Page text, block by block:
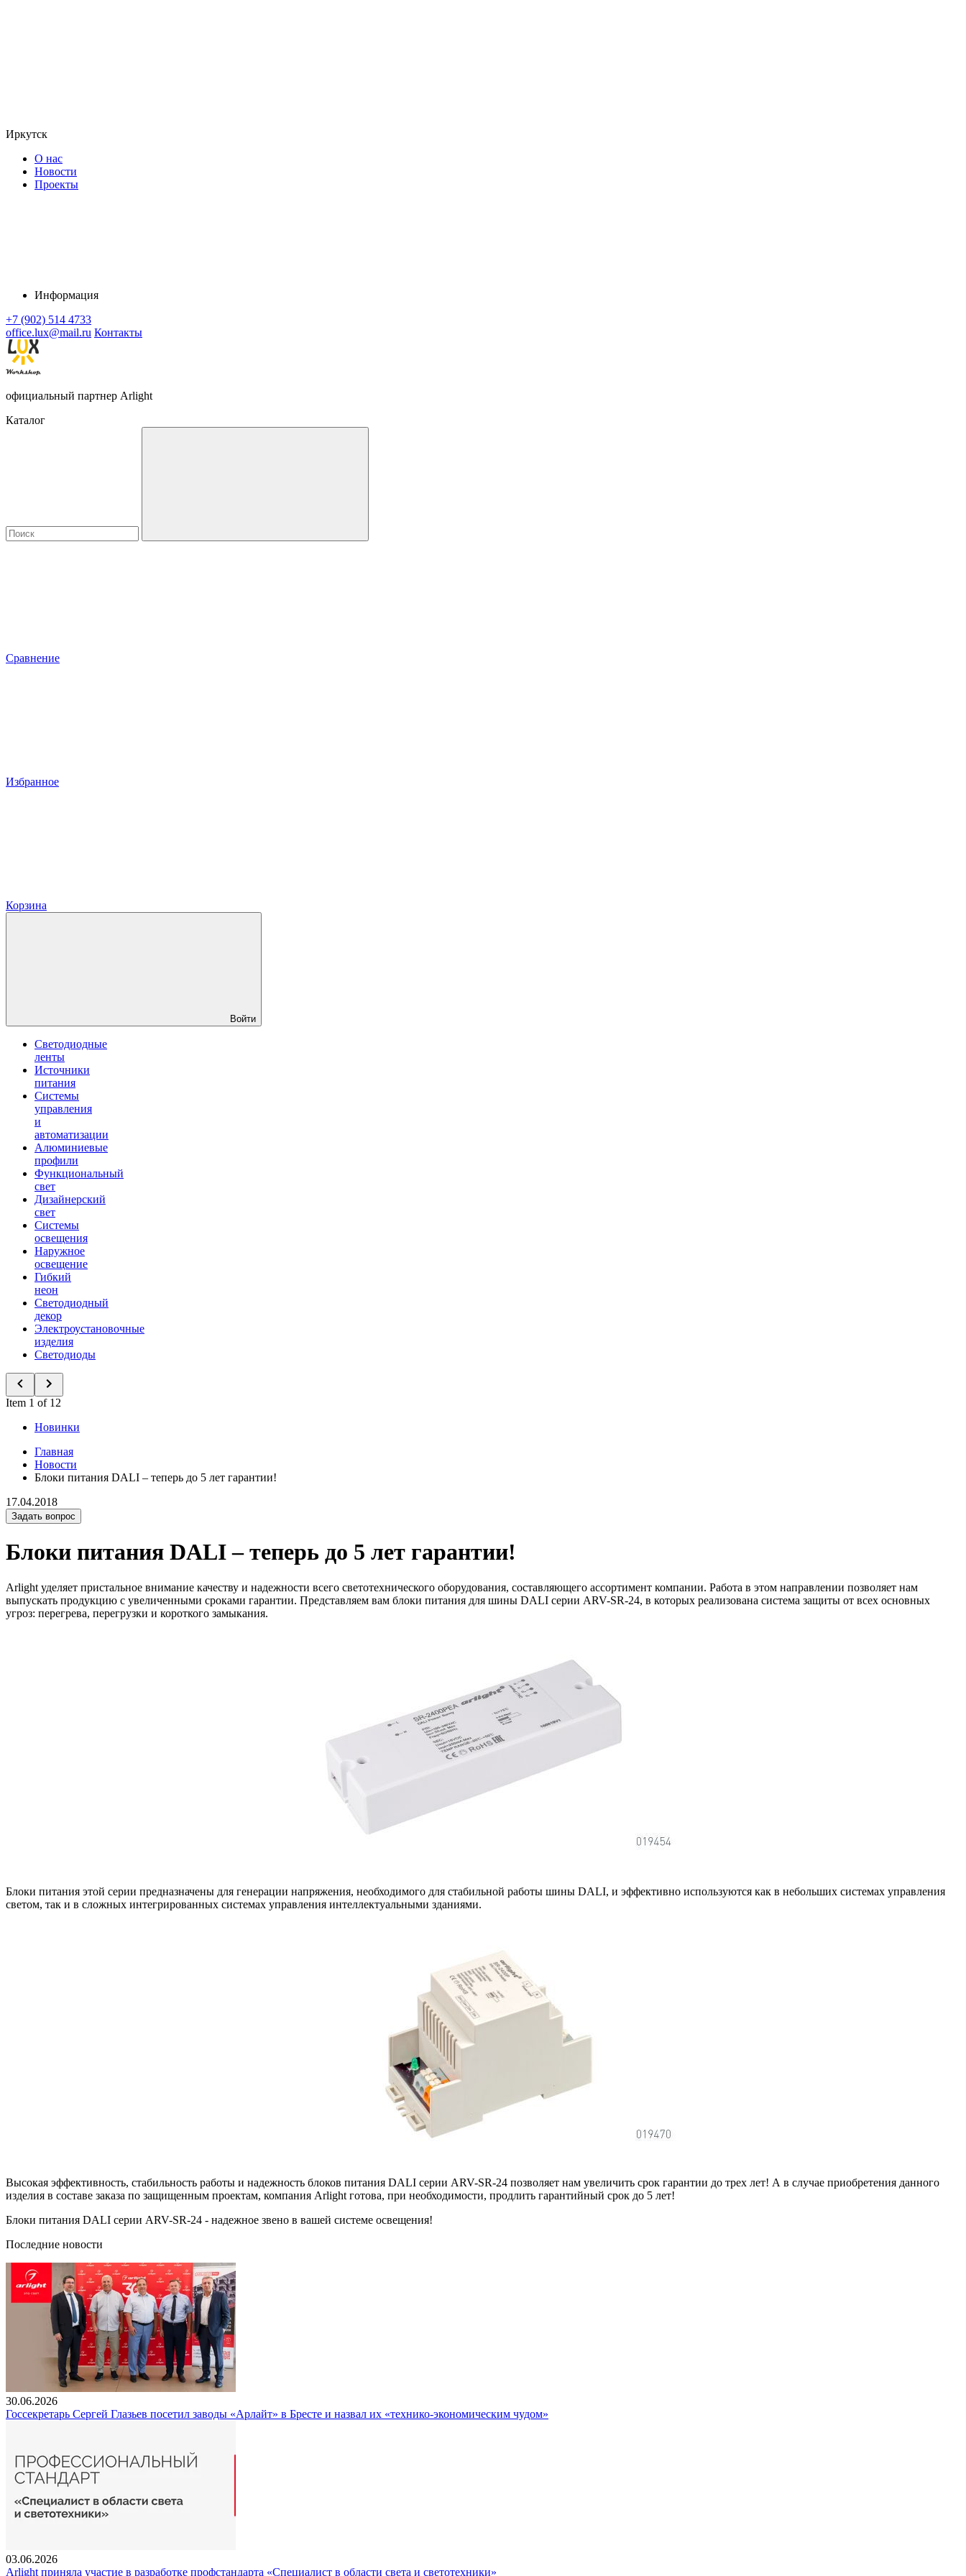
Иркутск
О нас
Новости
Проекты
Информация
+7 (902) 514 4733
office.lux@mail.ru Контакты
официальный партнер Arlight
Каталог
Сравнение
Избранное
Корзина
Войти
Светодиодные
ленты
Источники
питания
Системы
управления
и
автоматизации
Алюминиевые
профили
Функциональный
свет
Дизайнерский
свет
Системы
освещения
Наружное
освещение
Гибкий
неон
Светодиодный
декор
Электроустановочные
изделия
Светодиоды
Item 1 of 12
Новинки
Главная
Новости
Блоки питания DALI – теперь до 5 лет гарантии!
17.04.2018
Задать вопрос
Блоки питания DALI – теперь до 5 лет гарантии!
Arlight уделяет пристальное внимание качеству и надежности всего светотехнического оборудования, составляющего ассортимент компании. Работа в этом направлении позволяет нам
выпускать продукцию с увеличенными сроками гарантии. Представляем вам блоки питания для шины DALI серии ARV-SR-24, в которых реализована система защиты от всех основных
угроз: перегрева, перегрузки и короткого замыкания.
Блоки питания этой серии предназначены для генерации напряжения, необходимого для стабильной работы шины DALI, и эффективно используются как в небольших системах управления
светом, так и в сложных интегрированных системах управления интеллектуальными зданиями.
Высокая эффективность, стабильность работы и надежность блоков питания DALI серии ARV-SR-24 позволяет нам увеличить срок гарантии до трех лет! А в случае приобретения данного
изделия в составе заказа по защищенным проектам, компания Arlight готова, при необходимости, продлить гарантийный срок до 5 лет!
Блоки питания DALI серии ARV-SR-24 - надежное звено в вашей системе освещения!
Последние новости
30.06.2026
Госсекретарь Сергей Глазьев посетил заводы «Арлайт» в Бресте и назвал их «технико-экономическим чудом»
03.06.2026
Arlight приняла участие в разработке профстандарта «Специалист в области света и светотехники»